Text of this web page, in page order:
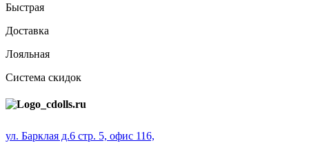
Быстрая
Доставка
Лояльная
Система скидок
ул. Барклая д.6 стр. 5, офис 116,